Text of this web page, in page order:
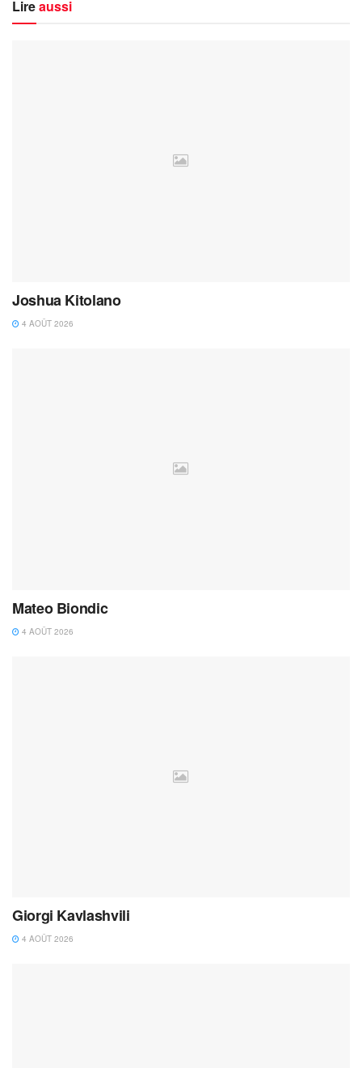
Lireaussi
Joshua Kitolano
4 AOÛT 2026
Mateo Biondic
4 AOÛT 2026
Giorgi Kavlashvili
4 AOÛT 2026